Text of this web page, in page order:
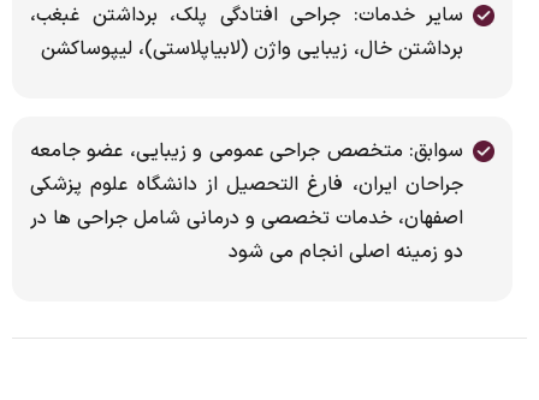
سایر خدمات: جراحی افتادگی پلک، برداشتن غبغب،
برداشتن خال، زیبایی واژن (لابیاپلاستی)، لیپوساکشن
سوابق: متخصص جراحی عمومی و زیبایی، عضو جامعه
جراحان ایران، فارغ التحصیل از دانشگاه علوم پزشکی
اصفهان، خدمات تخصصی و درمانی شامل جراحی ها در
دو زمینه اصلی انجام می شود